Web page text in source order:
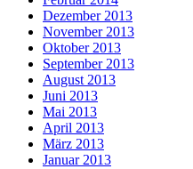
Dezember 2013
November 2013
Oktober 2013
September 2013
August 2013
Juni 2013
Mai 2013
April 2013
März 2013
Januar 2013